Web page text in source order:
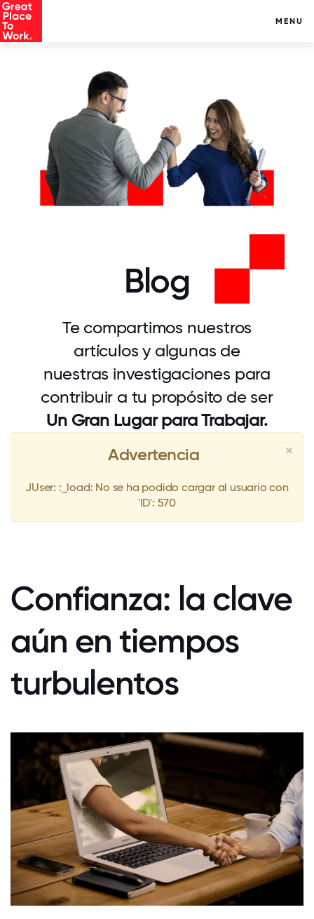
MENU
Blog
Te compartimos nuestros
artículos y algunas de
nuestras investigaciones para
contribuir a tu propósito de ser
Un Gran Lugar para Trabajar.
×
Advertencia
JUser: :_load: No se ha podido cargar al usuario con
'ID': 570
Confianza: la clave
aún en tiempos
turbulentos